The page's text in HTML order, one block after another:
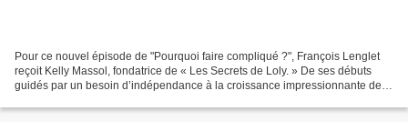
Pour ce nouvel épisode de "Pourquoi faire compliqué ?", François Lenglet
reçoit Kelly Massol, fondatrice de « Les Secrets de Loly. » De ses débuts
guidés par un besoin d’indépendance à la croissance impressionnante de